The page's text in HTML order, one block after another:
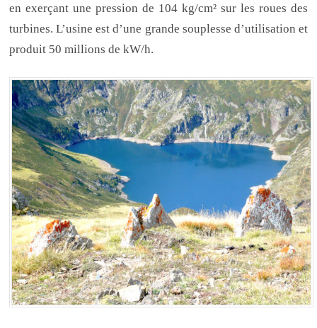
en exerçant une pression de 104 kg/cm² sur les roues des
turbines. L’usine est d’une grande souplesse d’utilisation et
produit 50 millions de kW/h.